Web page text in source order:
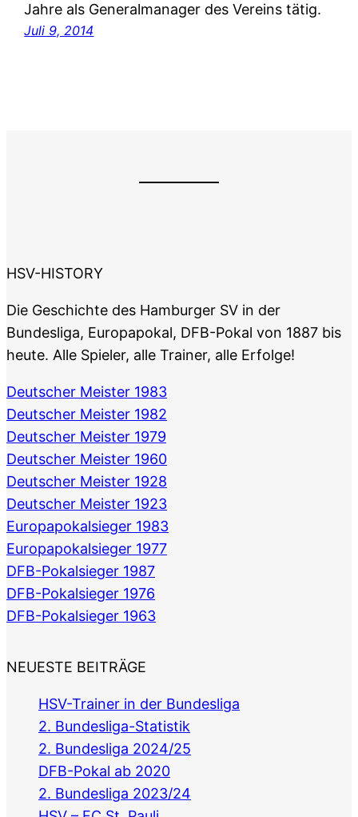
Jahre als Generalmanager des Vereins tätig.
Juli 9, 2014
HSV-HISTORY
Die Geschichte des Hamburger SV in der
Bundesliga, Europapokal, DFB-Pokal von 1887 bis
heute. Alle Spieler, alle Trainer, alle Erfolge!
Deutscher Meister 1983
Deutscher Meister 1982
Deutscher Meister 1979
Deutscher Meister 1960
Deutscher Meister 1928
Deutscher Meister 1923
Europapokalsieger 1983
Europapokalsieger 1977
DFB-Pokalsieger 1987
DFB-Pokalsieger 1976
DFB-Pokalsieger 1963
NEUESTE BEITRÄGE
HSV-Trainer in der Bundesliga
2. Bundesliga-Statistik
2. Bundesliga 2024/25
DFB-Pokal ab 2020
2. Bundesliga 2023/24